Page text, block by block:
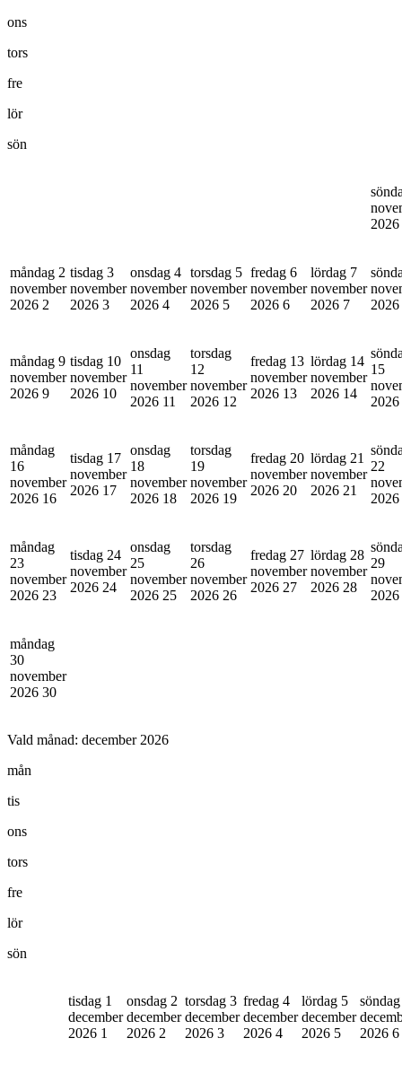
ons
tors
fre
lör
sön
2026
måndag 2
november
2026 2
tisdag 3
november
2026 3
onsdag 4
november
2026 4
torsdag 5
november
2026 5
fredag 6
november
2026 6
lördag 7
november
2026 7
2026
måndag 9
november
2026 9
tisdag 10
november
2026 10
onsdag
11
november
2026 11
torsdag
12
november
2026 12
fredag 13
november
2026 13
lördag 14
november
2026 14
15
2026
måndag
16
november
2026 16
tisdag 17
november
2026 17
onsdag
18
november
2026 18
torsdag
19
november
2026 19
fredag 20
november
2026 20
lördag 21
november
2026 21
22
2026
måndag
23
november
2026 23
tisdag 24
november
2026 24
onsdag
25
november
2026 25
torsdag
26
november
2026 26
fredag 27
november
2026 27
lördag 28
november
2026 28
29
2026
måndag
30
november
2026 30
Vald månad: december 2026
mån
tis
ons
tors
fre
lör
sön
tisdag 1
december
2026 1
onsdag 2
december
2026 2
torsdag 3
december
2026 3
fredag 4
december
2026 4
lördag 5
december
2026 5
2026 6